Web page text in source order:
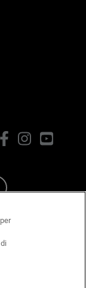
FacebookInstagram